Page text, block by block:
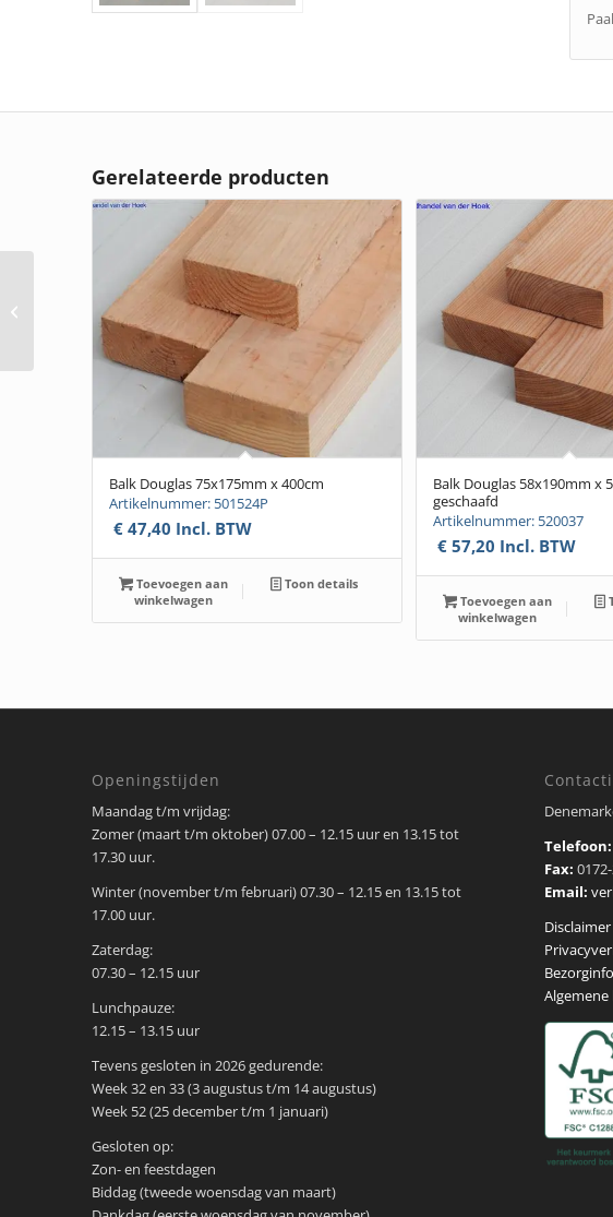
Gerelateerde producten
Balk Douglas 75x175mm x 400cm
Artikelnummer: 501524P
€47,40 Incl. BTW
Toevoegen aan
winkelwagen
Toon details
Balk Douglas 58x190mm x
geschaafd
Artikelnummer: 520037
€57,20 Incl. BTW
Toevoegen aan
winkelwagen
Openingstijden
Maandag t/m vrijdag:
Zomer (maart t/m oktober) 07.00 – 12.15 uur en 13.15 tot
17.30 uur.
Winter (november t/m februari) 07.30 – 12.15 en 13.15 tot
17.00 uur.
Zaterdag:
07.30 – 12.15 uur
Lunchpauze:
12.15 – 13.15 uur
Tevens gesloten in 2026 gedurende:
Week 32 en 33 (3 augustus t/m 14 augustus)
Week 52 (25 december t/m 1 januari)
Gesloten op:
Zon- en feestdagen
Biddag (tweede woensdag van maart)
Fax:
Email:
Disclaimer
Balk Douglas
75x225mm x 600cm